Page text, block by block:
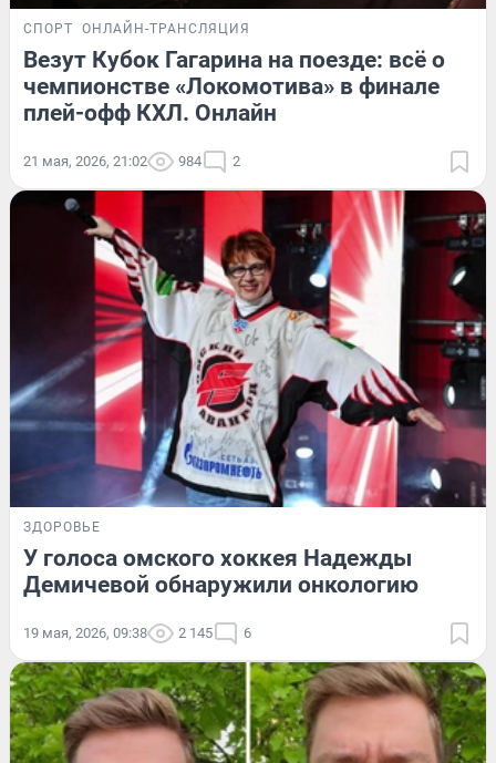
СПОРТ ОНЛАЙН-ТРАНСЛЯЦИЯ
Везут Кубок Гагарина на поезде: всё о
чемпионстве «Локомотива» в финале
плей-офф КХЛ. Онлайн
21 мая, 2026, 21:02 984 2
ЗДОРОВЬЕ
У голоса омского хоккея Надежды
Демичевой обнаружили онкологию
19 мая, 2026, 09:38 2 145 6